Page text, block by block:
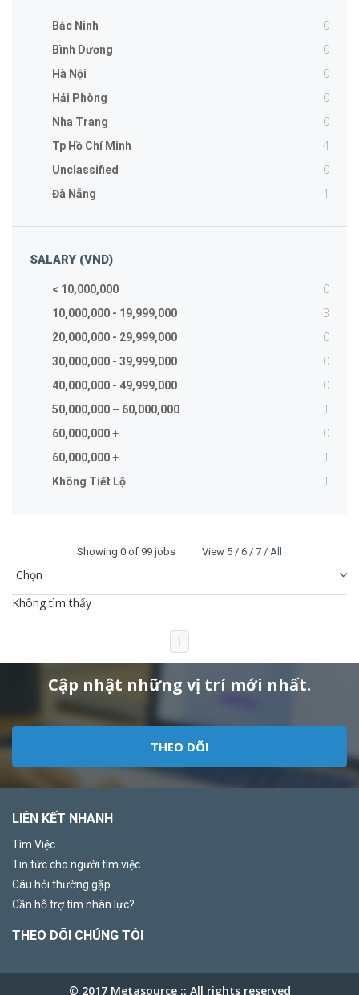
Bắc Ninh 0
Bình Dương 0
Hà Nội 0
Hải Phòng 0
Nha Trang 0
Tp Hồ Chí Minh 4
Unclassified 0
Đà Nẵng 1
SALARY (VND)
< 10,000,000 0
10,000,000 - 19,999,000 3
20,000,000 - 29,999,000 0
30,000,000 - 39,999,000 0
40,000,000 - 49,999,000 0
50,000,000 – 60,000,000 1
60,000,000 + 0
60,000,000 + 1
Không Tiết Lộ 1
Showing 0 of 99 jobs View 5 / 6 / 7 / All
Không tìm thấy
1
Cập nhật những vị trí mới nhất.
THEO DÕI
LIÊN KẾT NHANH
Tìm Việc
Tin tức cho người tìm việc
Câu hỏi thường gặp
Cần hỗ trợ tìm nhân lực?
THEO DÕI CHÚNG TÔI
© 2017 Metasource :: All rights reserved